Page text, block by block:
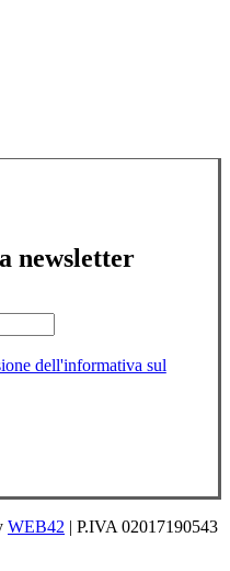
newsletter
dell'informativa sul
WEB42 | P.IVA 02017190543